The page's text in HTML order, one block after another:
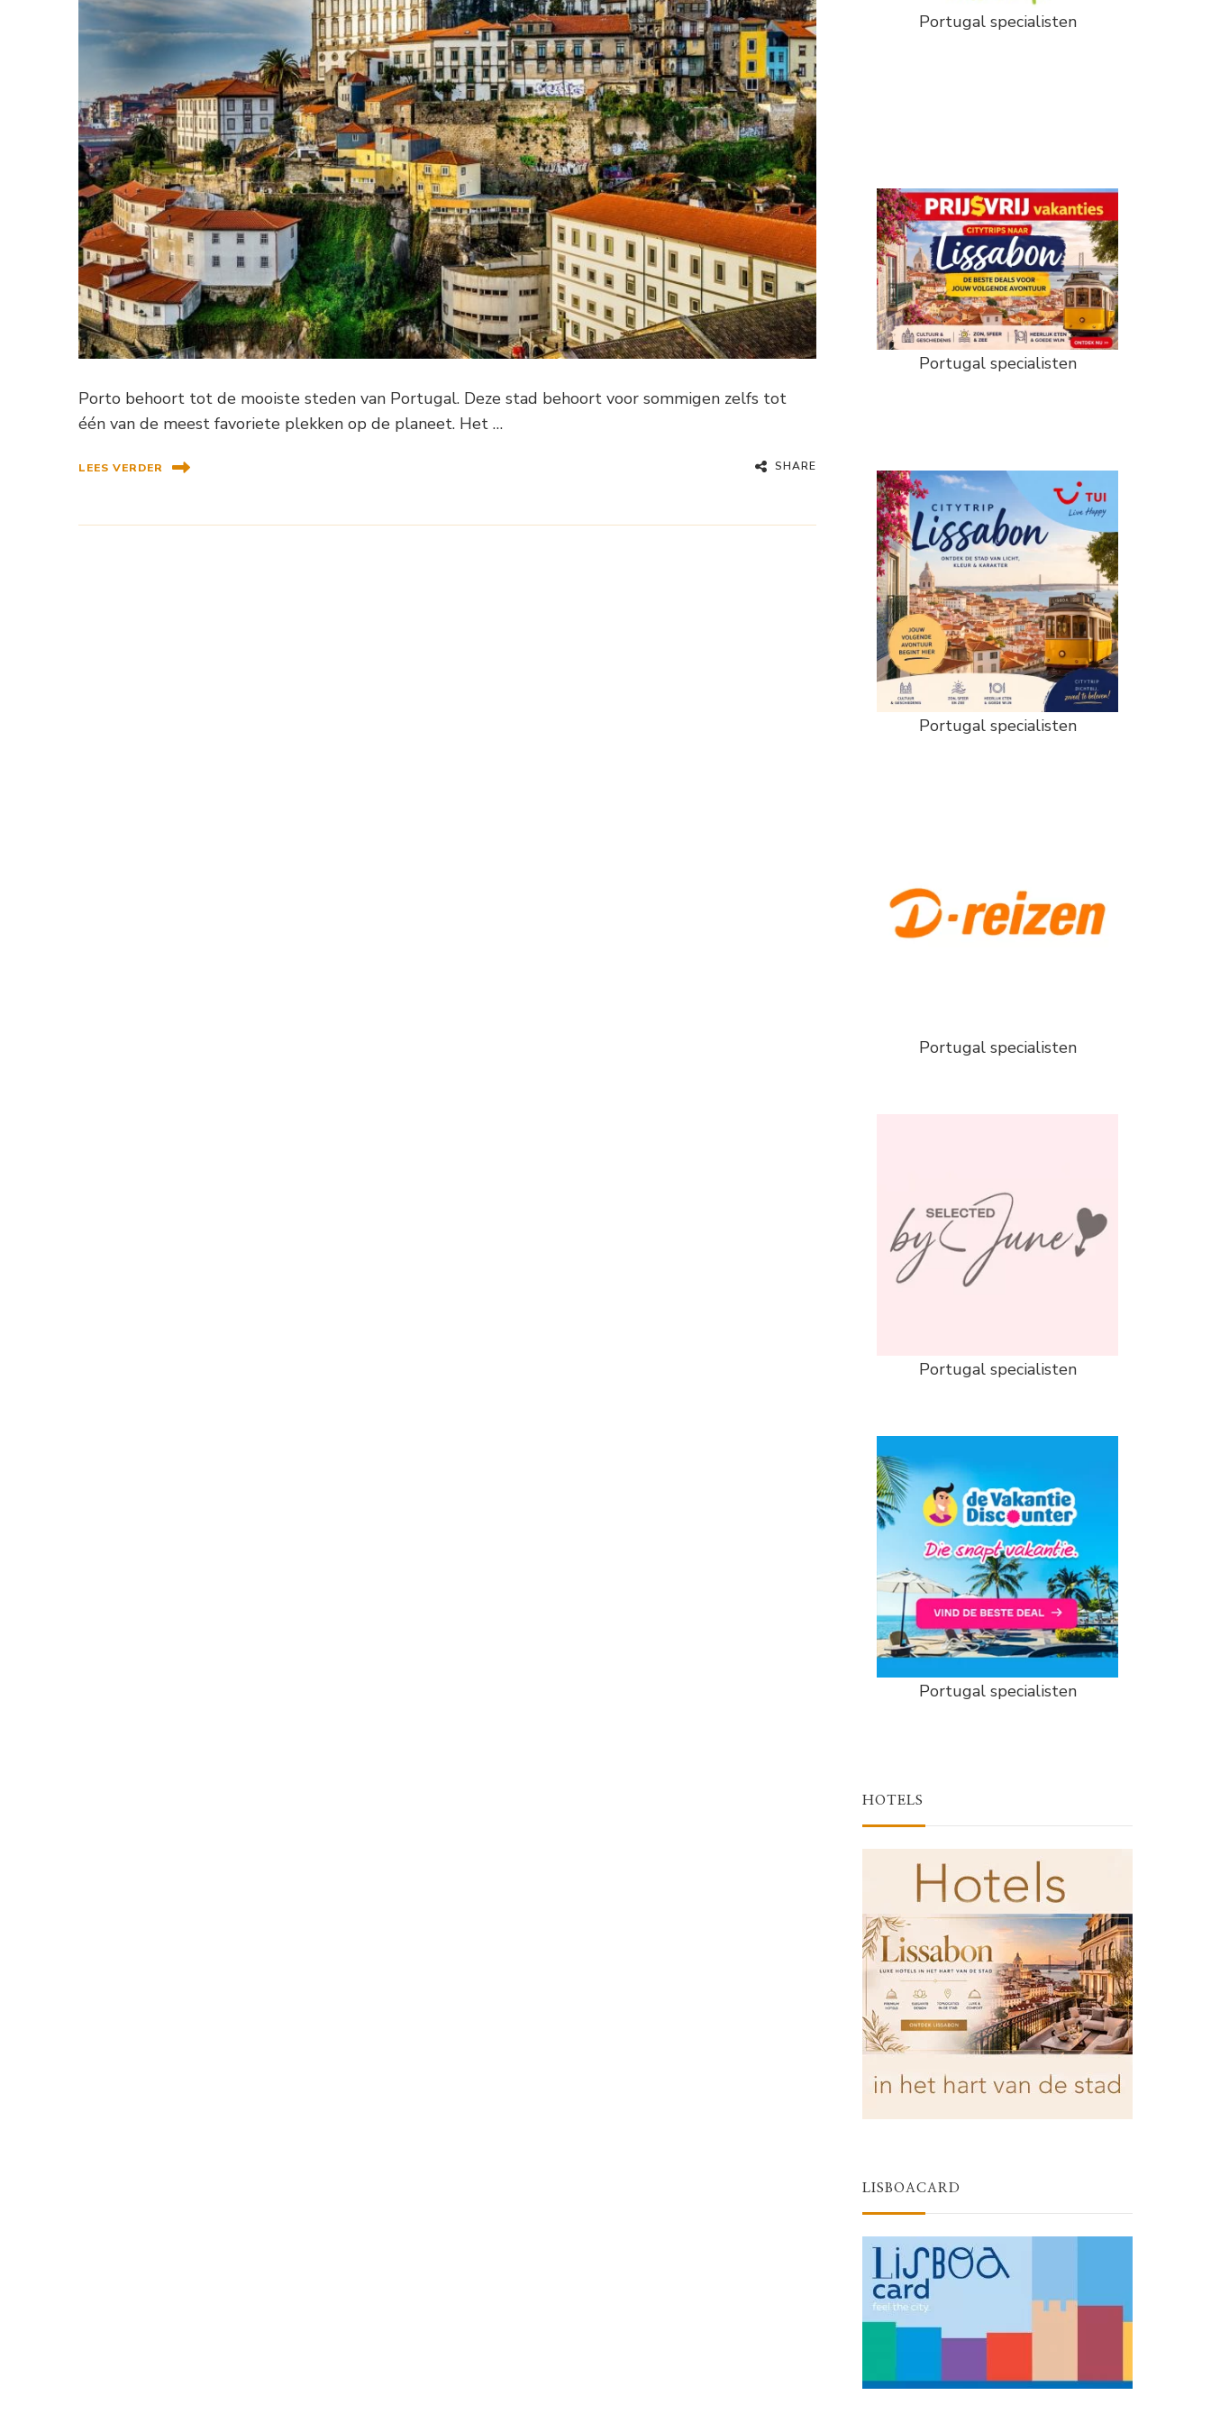
Porto behoort tot de mooiste steden van Portugal. Deze stad behoort voor sommigen zelfs tot
één van de meest favoriete plekken op de planeet. Het …
LEES VERDER SHARE
Portugal specialisten
Portugal specialisten
Portugal specialisten
Portugal specialisten
Portugal specialisten
Portugal specialisten
HOTELS
LISBOACARD